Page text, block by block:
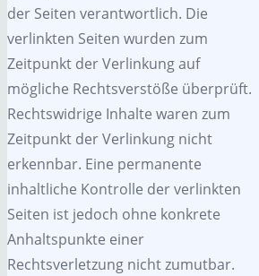
der Seiten verantwortlich. Die
verlinkten Seiten wurden zum
Zeitpunkt der Verlinkung auf
mögliche Rechtsverstöße überprüft.
Rechtswidrige Inhalte waren zum
Zeitpunkt der Verlinkung nicht
erkennbar. Eine permanente
inhaltliche Kontrolle der verlinkten
Seiten ist jedoch ohne konkrete
Anhaltspunkte einer
Rechtsverletzung nicht zumutbar.